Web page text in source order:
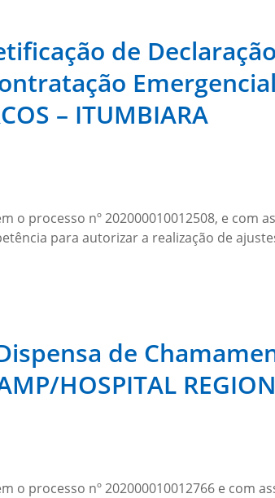
de
– ITUMBIARA
processo nº 202000010012508, e com
para autorizar a realização de
de
HOSPITAL
processo nº 202000010012766 e com